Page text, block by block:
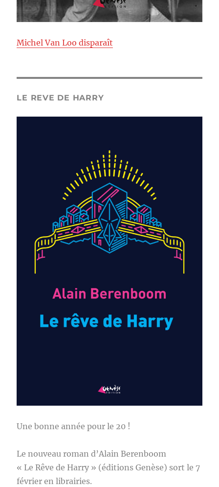
Michel Van Loo disparaît
LE REVE DE HARRY
Une bonne année pour le 20 !
Le nouveau roman d’Alain Berenboom
« Le Rêve de Harry » (éditions Genèse) sort le 7
février en librairies.